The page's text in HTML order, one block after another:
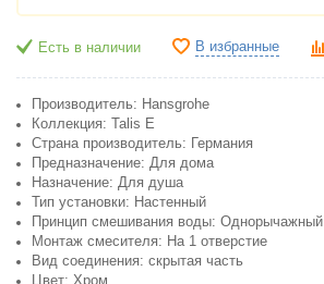
Есть в наличии В избранные
Производитель: Hansgrohe
Коллекция: Talis E
Страна производитель: Германия
Предназначение: Для дома
Назначение: Для душа
Тип установки: Настенный
Принцип смешивания воды: Однорычажный
Монтаж смесителя: На 1 отверстие
Вид соединения: скрытая часть
Цвет: Хром